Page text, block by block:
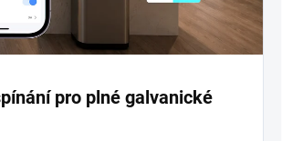
pro plné galvanické